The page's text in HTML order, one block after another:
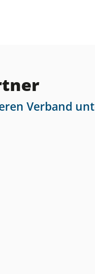
Verband